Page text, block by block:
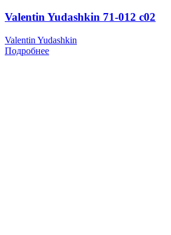
Valentin Yudashkin 71-012 c02
Valentin Yudashkin
Подробнее